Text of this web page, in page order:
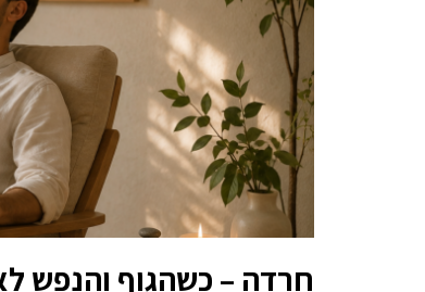
חרדה – כשהגוף והנפש